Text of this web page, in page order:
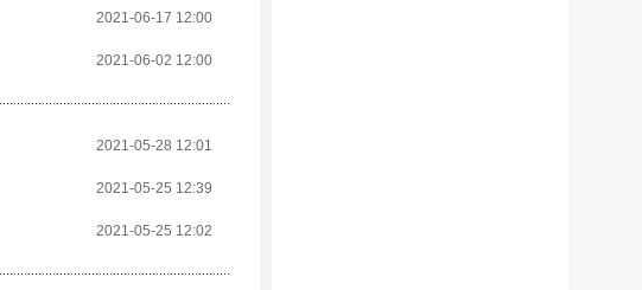
2021-06-17 12:00
2021-06-02 12:00
2021-05-28 12:01
2021-05-25 12:39
2021-05-25 12:02